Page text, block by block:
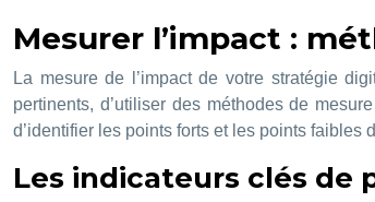
Mesurer l’impact :
La mesure de l’impact de votre stratégie
pertinents, d’utiliser des méthodes de
d’identifier les points forts et les points
Les indicateurs clés de